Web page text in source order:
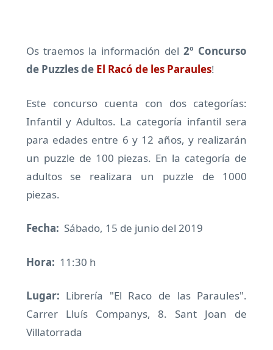
Os traemos la información del 2º Concurso
de Puzzles de El Racó de les Paraules!
Este concurso cuenta con dos categorías:
Infantil y Adultos. La categoría infantil sera
para edades entre 6 y 12 años, y realizarán
un puzzle de 100 piezas. En la categoría de
adultos se realizara un puzzle de 1000
piezas.
Fecha: Sábado, 15 de junio del 2019
Hora: 11:30 h
Lugar: Librería "El Raco de las Paraules".
Carrer Lluís Companys, 8. Sant Joan de
Villatorrada